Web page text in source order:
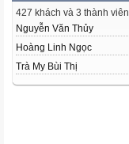
427 khách và 3 thành viên
Nguyễn Văn Thủy
Hoàng Linh Ngọc
Trà My Bùi Thị